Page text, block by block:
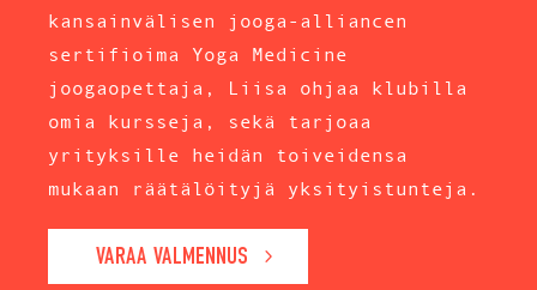
kansainvälisen jooga-alliancen
sertifioima Yoga Medicine
joogaopettaja, Liisa ohjaa klubilla
omia kursseja, sekä tarjoaa
yrityksille heidän toiveidensa
mukaan räätälöityjä yksityistunteja.
VARAA VALMENNUS